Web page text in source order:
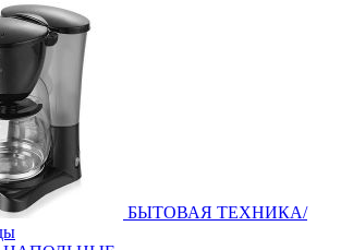
БЫТОВАЯ ТЕХНИКА/